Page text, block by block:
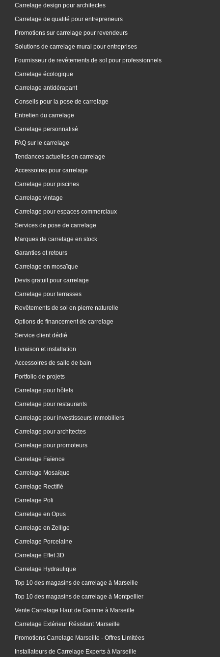
Carrelage design pour architectes
Carrelage de qualité pour entrepreneurs
Promotions sur carrelage pour revendeurs
Solutions de carrelage mural pour entreprises
Fournisseur de revêtements de sol pour professionnels
Carrelage écologique
Carrelage antidérapant
Conseils pour la pose de carrelage
Entretien du carrelage
Carrelage personnalisé
FAQ sur le carrelage
Tendances actuelles en carrelage
Accessoires pour carrelage
Carrelage pour piscines
Carrelage vintage
Carrelage pour espaces commerciaux
Services de pose de carrelage
Marques de carrelage en stock
Garanties et retours
Carrelage en mosaïque
Devis gratuit pour carrelage
Carrelage pour terrasses
Revêtements de sol en pierre naturelle
Options de financement de carrelage
Service client dédié
Livraison et installation
Accessoires de salle de bain
Portfolio de projets
Carrelage pour hôtels
Carrelage pour restaurants
Carrelage pour investisseurs immobiliers
Carrelage pour architectes
Carrelage pour promoteurs
Carrelage Faïence
Carrelage Mosaïque
Carrelage Rectifié
Carrelage Poli
Carrelage en Opus
Carrelage en Zellige
Carrelage Porcelaine
Carrelage Effet 3D
Carrelage Hydraulique
Top 10 des magasins de carrelage à Marseille
Top 10 des magasins de carrelage à Montpellier
Vente Carrelage Haut de Gamme à Marseille
Carrelage Extérieur Résistant Marseille
Promotions Carrelage Marseille - Offres Limitées
Installateurs de Carrelage Experts à Marseille